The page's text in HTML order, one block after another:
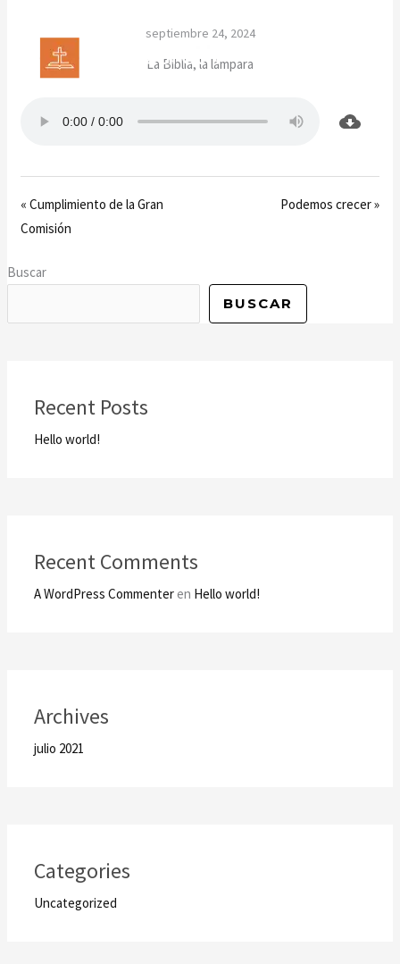
contenido
septiembre 24, 2024
La Biblia, la lámpara
« Cumplimiento de la Gran
Comisión
Podemos crecer »
Buscar
BUSCAR
Recent Posts
Hello world!
Recent Comments
A WordPress Commenter en Hello world!
Archives
julio 2021
Categories
Uncategorized